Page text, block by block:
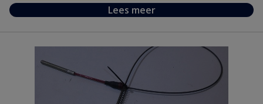
Lees meer